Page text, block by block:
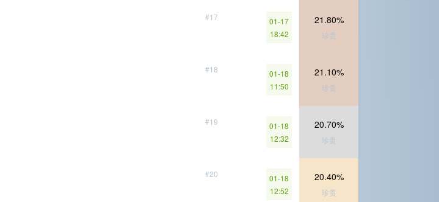
#17
01-17
18:42
21.80%
珍贵
#18
01-18
11:50
21.10%
珍贵
#19
01-18
12:32
20.70%
珍贵
#20
01-18
12:52
20.40%
珍贵